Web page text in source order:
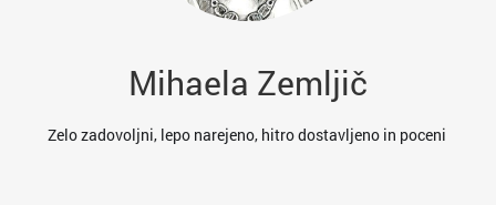
Mihaela Zemljič
Zelo zadovoljni, lepo narejeno, hitro dostavljeno in poceni